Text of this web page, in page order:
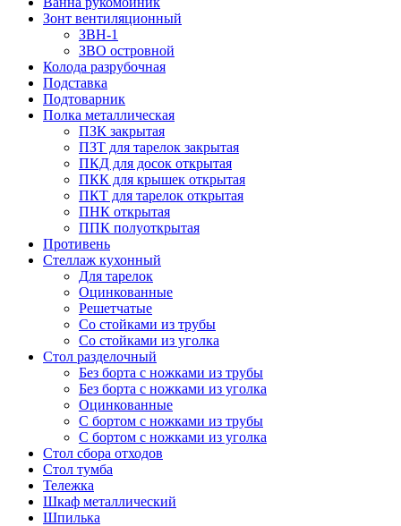
Зонт вентиляционный
ЗВН-1
ЗВО островной
Колода разрубочная
Подставка
Подтоварник
Полка металлическая
ПЗК закрытая
ПЗТ для тарелок закрытая
ПКД для досок открытая
ПКК для крышек открытая
ПКТ для тарелок открытая
ПНК открытая
ППК полуоткрытая
Противень
Стеллаж кухонный
Для тарелок
Оцинкованные
Решетчатые
Со стойками из трубы
Со стойками из уголка
Стол разделочный
Без борта с ножками из трубы
Без борта с ножками из уголка
Оцинкованные
С бортом с ножками из трубы
С бортом с ножками из уголка
Стол сбора отходов
Стол тумба
Тележка
Шкаф металлический
Шпилька